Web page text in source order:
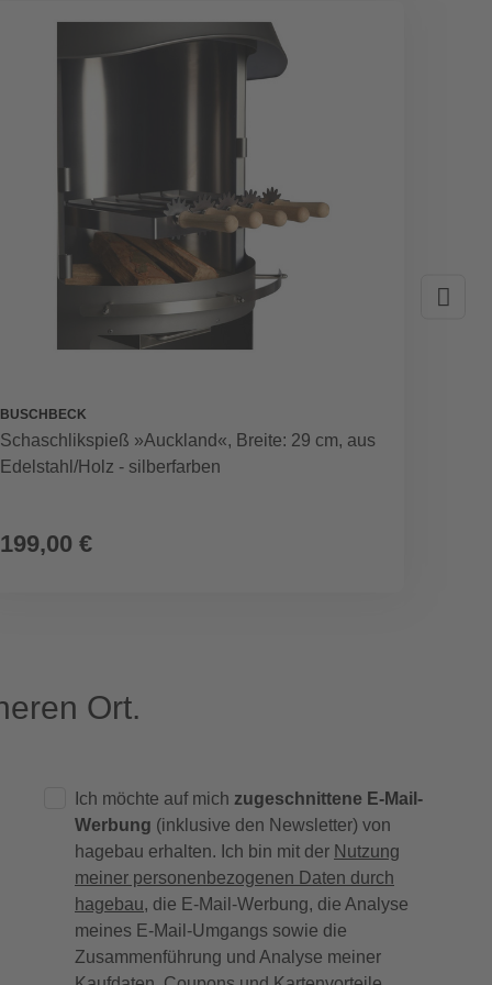
BUSCHBECK
Schaschlikspieß »Auckland«, Breite: 29 cm, aus
Edelstahl/Holz - silberfarben
199,00 €
Ort.
Ich möchte auf mich zugeschnittene E-Mail-
Werbung (inklusive den Newsletter) von
hagebau erhalten. Ich bin mit der Nutzung
meiner personenbezogenen Daten durch
hagebau, die E-Mail-Werbung, die Analyse
meines E-Mail-Umgangs sowie die
Zusammenführung und Analyse meiner